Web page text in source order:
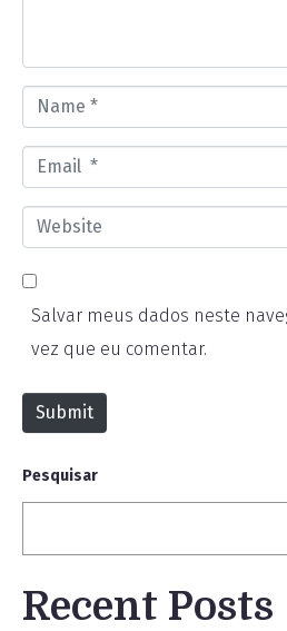
*
a
e
m
l
e
b
t
Salvar meus dados neste
vez que eu comentar.
Submit
Pesquisar
Recent Posts